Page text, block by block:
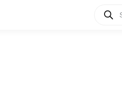
Products
search